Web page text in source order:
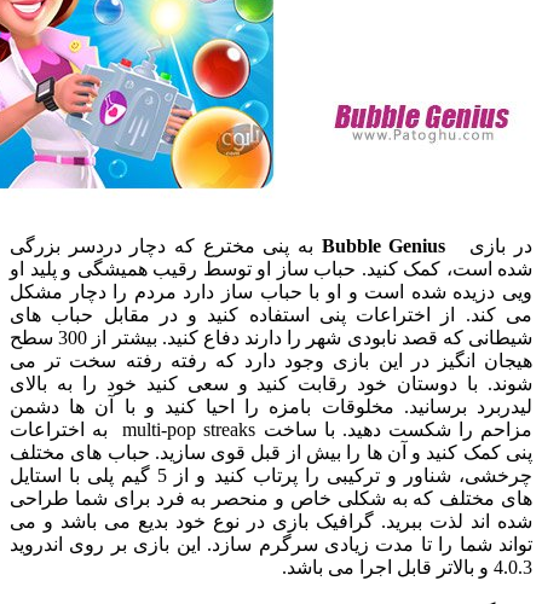
Bubble Geniusبه پنی مخترع که دچار دردسر بزرگی
کمک کنید. حباب ساز او توسط رقیب همیشگی و پلید او
شده است و او با حباب ساز دارد مردم را دچار مشکل
از اختراعات پنی استفاده کنید و در مقابل حباب های
شیطانی که قصد نابودی شهر را دارند دفاع کنید. بیشتر از 300 سطح
انگیز در این بازی وجود دارد که رفته رفته سخت تر می
با دوستان خود رقابت کنید و سعی کنید خود را به بالای
برسانید. مخلوقات بامزه را احیا کنید و با آن ها دشمن
مزاحم را شکست دهید. با ساخت multi-pop streaks به اختراعات
کنید و آن ها را بیش از قبل قوی سازید. حباب های مختلف
چرخشی، شناور و ترکیبی را پرتاب کنید و از 5 گیم پلی با استایل
که به شکلی خاص و منحصر به فرد برای شما طراحی
لذت ببرید. گرافیک بازی در نوع خود بدیع می باشد و می
شما را تا مدت زیادی سرگرم سازد. این بازی بر روی اندروید